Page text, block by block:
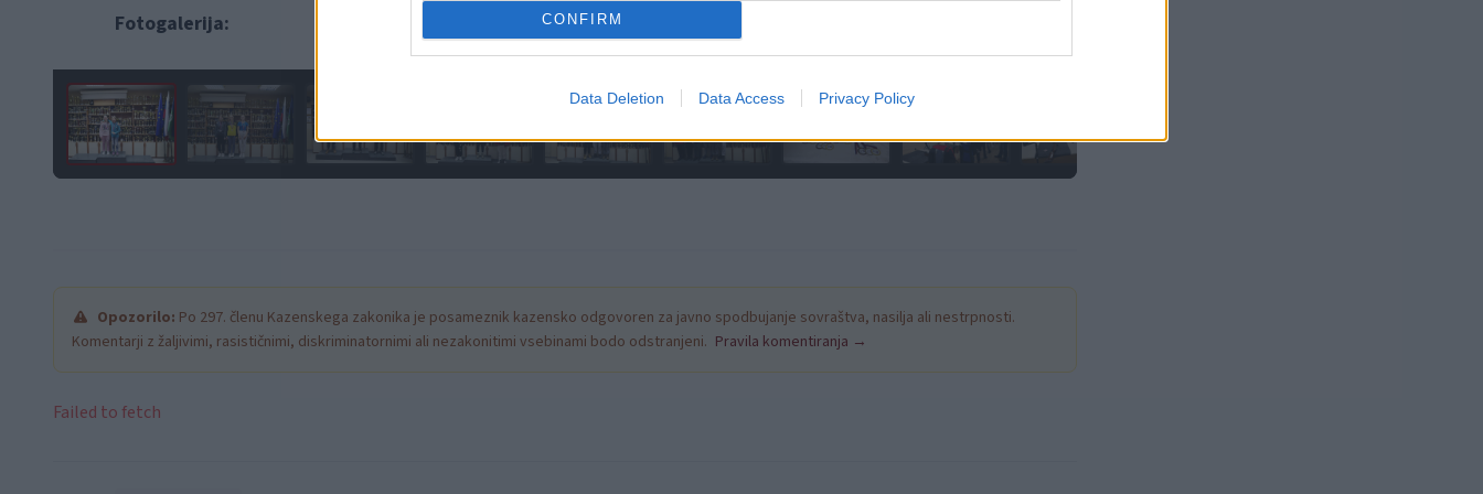
CONFIRM
Data Deletion Data Access Privacy Policy
Fotogalerija:
Opozorilo: Po 297. členu Kazenskega zakonika je posameznik kazensko odgovoren za javno spodbujanje sovraštva, nasilja ali nestrpnosti.
Komentarji z žaljivimi, rasističnimi, diskriminatornimi ali nezakonitimi vsebinami bodo odstranjeni. Pravila komentiranja →
Failed to fetch